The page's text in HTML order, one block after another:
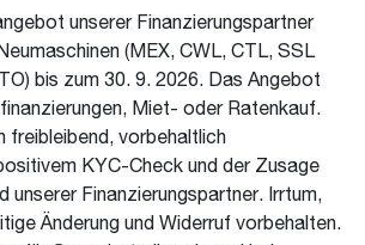
unserer Finanzierungspartner
(MEX, CWL, CTL, SSL
bis zum 30. 9. 2026. Das Angebot
Miet- oder Ratenkauf.
freibleibend, vorbehaltlich
KYC-Check und der Zusage
unserer Finanzierungspartner. Irrtum,
Änderung und Widerruf vorbehalten.